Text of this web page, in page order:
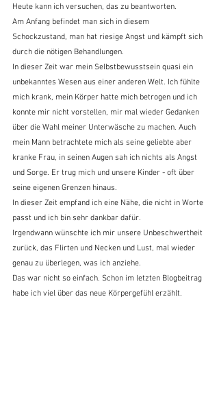
Heute kann ich versuchen, das zu beantworten.
Am Anfang befindet man sich in diesem
Schockzustand, man hat riesige Angst und kämpft sich
durch die nötigen Behandlungen.
In dieser Zeit war mein Selbstbewusstsein quasi ein
unbekanntes Wesen aus einer anderen Welt. Ich fühlte
mich krank, mein Körper hatte mich betrogen und ich
konnte mir nicht vorstellen, mir mal wieder Gedanken
über die Wahl meiner Unterwäsche zu machen. Auch
mein Mann betrachtete mich als seine geliebte aber
kranke Frau, in seinen Augen sah ich nichts als Angst
und Sorge. Er trug mich und unsere Kinder - oft über
seine eigenen Grenzen hinaus.
In dieser Zeit empfand ich eine Nähe, die nicht in Worte
passt und ich bin sehr dankbar dafür.
Irgendwann wünschte ich mir unsere Unbeschwertheit
zurück, das Flirten und Necken und Lust, mal wieder
genau zu überlegen, was ich anziehe.
Das war nicht so einfach. Schon im letzten Blogbeitrag
habe ich viel über das neue Körpergefühl erzählt.